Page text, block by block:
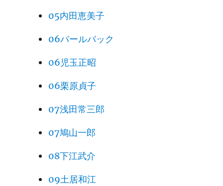
05内田恵美子
06パールバック
06児玉正昭
06栗原貞子
07浅田常三郎
07鳩山一郎
08下江武介
09土居和江